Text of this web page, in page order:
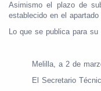
Asimismo el plazo de
establecido en el
Lo que se publica para
Melilla, a 2 de
El Secretario